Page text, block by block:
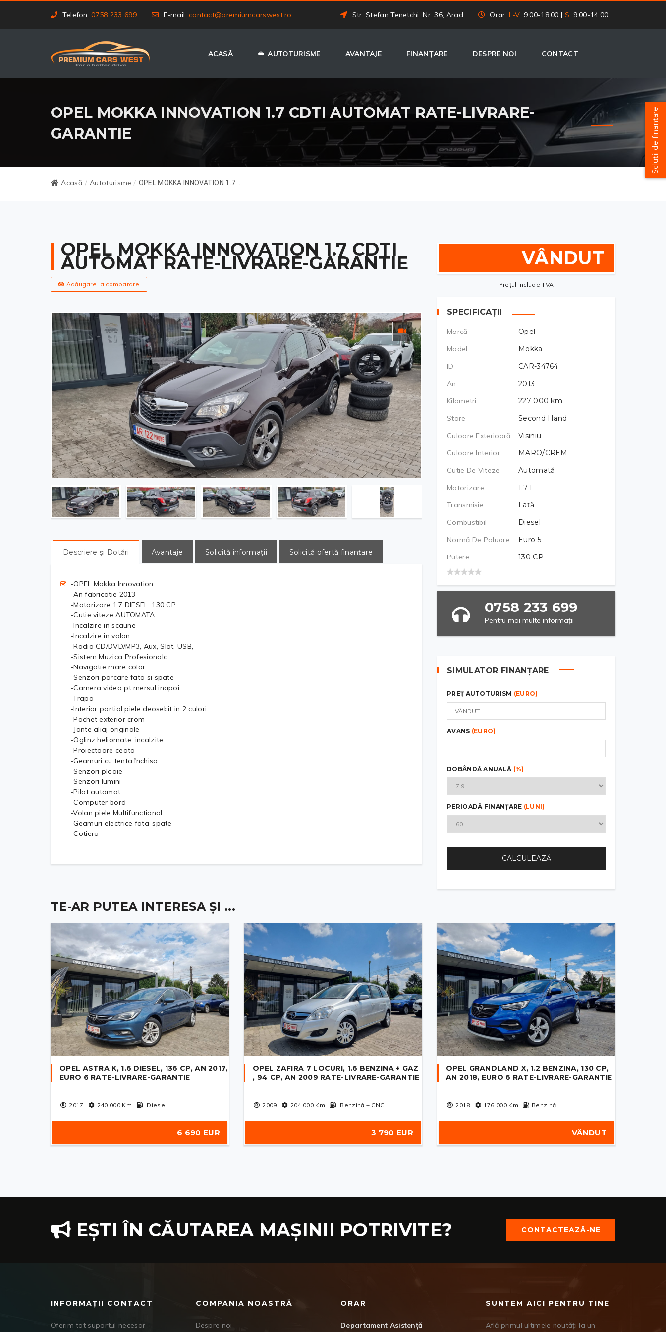
Telefon:0758 233 699 E-mail: contact@premiumcarswest.ro Str. Ștefan Tenetchi, Nr. 36, Arad Orar:L-V: 9:00-18:00 | S: 9:00-14:00
ACASĂ AUTOTURISME AVANTAJE FINANȚARE DESPRE NOI CONTACT
OPEL MOKKA INNOVATION 1.7 CDTI AUTOMAT RATE-LIVRARE-
GARANTIE
Acasă / Autoturisme / OPEL MOKKA INNOVATION 1.7...
OPEL MOKKA INNOVATION 1.7 CDTI
AUTOMAT RATE-LIVRARE-GARANTIE
Adăugare la comparare
Descriere și Dotări Avantaje Solicită informații Solicită ofertă finanțare
-OPEL Mokka Innovation
-An fabricatie 2013
-Motorizare 1.7 DIESEL, 130 CP
-Cutie viteze AUTOMATA
-Incalzire in scaune
-Incalzire in volan
-Radio CD/DVD/MP3, Aux, Slot, USB,
-Sistem Muzica Profesionala
-Navigatie mare color
-Senzori parcare fata si spate
-Camera video pt mersul inapoi
-Trapa
-Interior partial piele deosebit in 2 culori
-Pachet exterior crom
-Jante aliaj originale
-Oglinz heliomate, incalzite
-Proiectoare ceata
-Geamuri cu tenta închisa
-Senzori ploaie
-Senzori lumini
-Pilot automat
-Computer bord
-Volan piele Multifunctional
-Geamuri electrice fata-spate
-Cotiera
VÂNDUT
Prețul include TVA
SPECIFICAȚII
Marcă
Opel
Model
Mokka
ID
CAR-34764
An
2013
Kilometri
227 000 km
Stare
Second Hand
Culoare Exterioară
Visiniu
Culoare Interior
MARO/CREM
Cutie De Viteze
Automată
Motorizare
1.7 L
Transmisie
Față
Combustibil
Diesel
Normă De Poluare
Euro 5
Putere
130 CP
0758 233 699
Pentru mai multe informații
SIMULATOR FINANȚARE
PREȚ AUTOTURISM (EURO)
AVANS (EURO)
DOBÂNDĂ ANUALĂ (%)
PERIOADĂ FINANȚARE (LUNI)
CALCULEAZĂ
TE-AR PUTEA INTERESA ȘI ...
OPEL ASTRA K, 1.6 DIESEL, 136 CP, AN 2017,
EURO 6 RATE-LIVRARE-GARANTIE
2017 240 000Km Diesel
6 690 EUR
OPEL ZAFIRA 7 LOCURI, 1.6 BENZINA + GAZ
, 94 CP, AN 2009 RATE-LIVRARE-GARANTIE
2009 204 000Km Benzină + CNG
3 790 EUR
OPEL GRANDLAND X, 1.2 BENZINA, 130 CP,
AN 2018, EURO 6 RATE-LIVRARE-GARANTIE
2018 176 000Km Benzină
VÂNDUT
EȘTI ÎN CĂUTAREA MAȘINII POTRIVITE? CONTACTEAZĂ-NE
INFORMAȚII CONTACT
Oferim tot suportul necesar
COMPANIA NOASTRĂ
Despre noi
ORAR
Departament Asistență
SUNTEM AICI PENTRU TINE
Află primul ultimele noutăți la un
Soluții de finanțare